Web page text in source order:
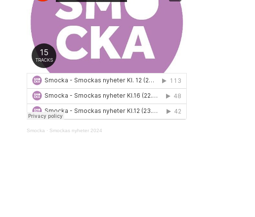
Smocka · Smockas nyheter 2024